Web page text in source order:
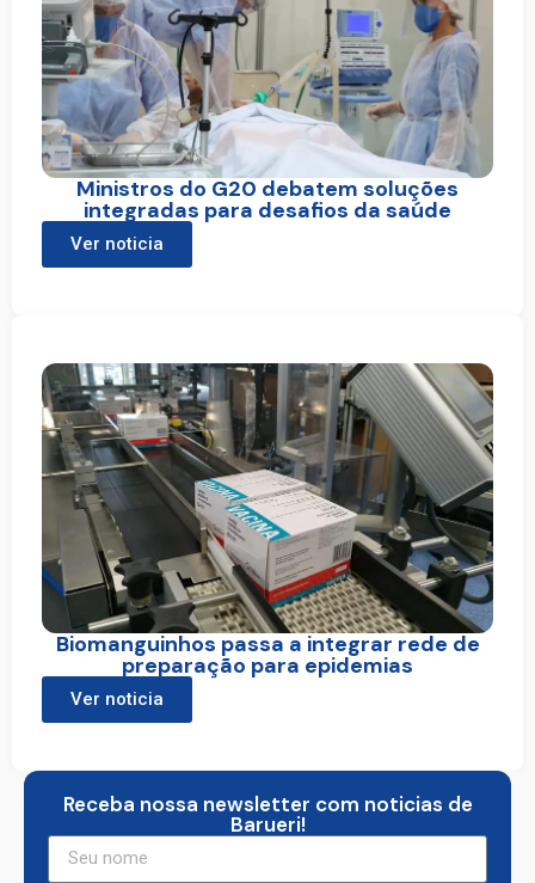
Ministros do G20 debatem soluções
integradas para desafios da saúde
Ver noticia
Biomanguinhos passa a integrar rede de
preparação para epidemias
Ver noticia
Receba nossa newsletter com noticias de
Barueri!